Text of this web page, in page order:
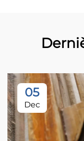
05
Dec